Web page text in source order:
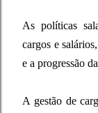
As políticas
cargos e
e a progressão
A gestão de